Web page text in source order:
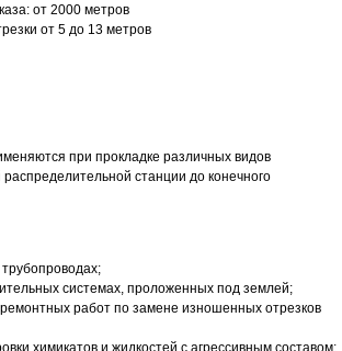
от 2000 метров
от 5 до 13 метров
при прокладке различных видов
распределительной станции до конечного
системах, проложенных под землей;
работ по замене изношенных отрезков